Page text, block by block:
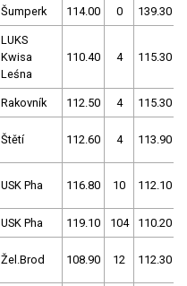
Šumperk 114.00 0 139.30
LUKS
Kwisa
Leśna
110.40 4 115.30
Rakovník 112.50 4 115.30
Štětí 112.60 4 113.90
USK Pha 116.80 10 112.10
USK Pha 119.10 104 110.20
Žel.Brod 108.90 12 112.30